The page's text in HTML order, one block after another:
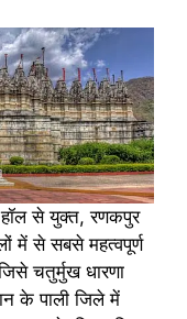
से युक्त, रणकपुर
में से सबसे महत्वपूर्ण
चतुर्मुख धारणा
के पाली जिले में